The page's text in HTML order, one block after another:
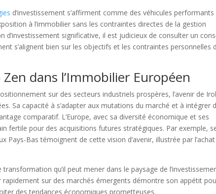
d’investissement s’affirment comme des véhicules performants
à l’immobilier sans les contraintes directes de la gestion
significative, il est judicieux de consulter un
s’alignent bien sur les objectifs et les contraintes personnelles
dans l’Immobilier Européen
sur des secteurs industriels prospères, l’avenir de
Sa capacité à s’adapter aux mutations du marché et à intégrer
comparatif. L’Europe, avec sa diversité économique et ses
fertile pour des acquisitions futures stratégiques. Par exemple,
Pays-Bas témoignent de cette vision d’avenir, illustrée par
transformation qu’il peut mener dans le paysage de
sur des marchés émergents démontre son appétit
des tendances économiques prometteuses.